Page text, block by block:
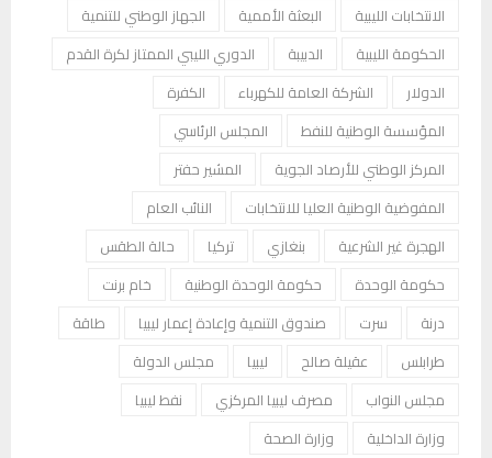
الانتخابات الليبية
البعثة الأممية
الجهاز الوطني للتنمية
الحكومة الليبية
الدبيبة
الدوري الليبي الممتاز لكرة القدم
الدولار
الشركة العامة للكهرباء
الكفرة
المؤسسة الوطنية للنفط
المجلس الرئاسي
المركز الوطني للأرصاد الجوية
المشير حفتر
المفوضية الوطنية العليا للانتخابات
النائب العام
الهجرة غير الشرعية
بنغازي تركيا
حالة الطقس
حكومة الوحدة
حكومة الوحدة الوطنية
خام برنت
درنة
سرت صندوق التنمية وإعادة إعمار ليبيا
طاقة
طرابلس
عقيلة صالح ليبيا
مجلس الدولة
مجلس النواب
مصرف ليبيا المركزي
نفط ليبيا
وزارة الداخلية
وزارة الصحة